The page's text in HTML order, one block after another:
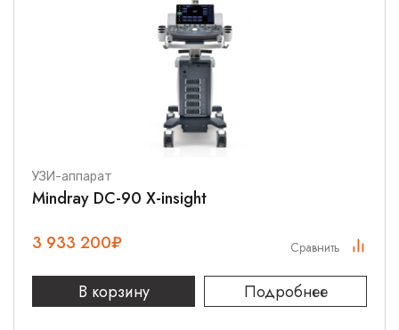
УЗИ-аппарат
Mindray DC-90 X-insight
3 933 200₽
В корзину Подробнее
Сравнить